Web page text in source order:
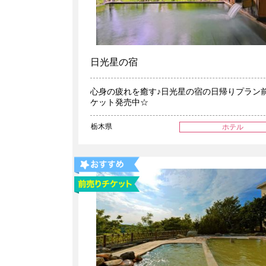
日光星の宿
心身の疲れを癒す♪日光星の宿の日帰りプラン
ケット発売中☆
栃木県 ホテル